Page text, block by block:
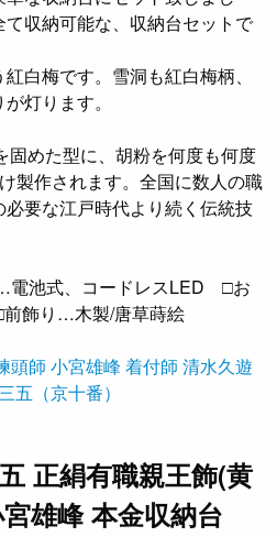
収納可能な、収納台セットで
白梅です。雪洞も紅白梅柄、
灯ります。
めた型に、胡粉を何度も何度
製作されます。全国に数人の職
要な江戸時代より続く伝統技
池式、コードレスLED □お
飾り…木製/唐草蒔絵
頭師 小宮雄峰 着付師 清水久遊
五（京十番）
正絹有職親王飾(黄
雄峰 本金収納台